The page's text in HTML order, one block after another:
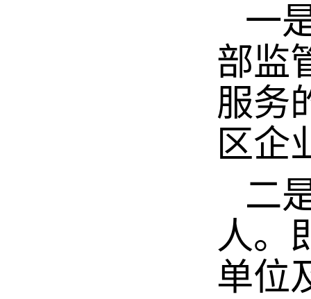
一
部监
服务
区企
二
人。
单位